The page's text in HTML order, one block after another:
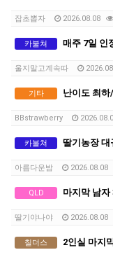
잡초뽑자 2026.08.08
카불쳐 매주 7일 인정
울지말고계속따
기타 난이도 최
BBstrawberry
카불쳐 딸기농장 대규
아름다운밤 2026.08.08
QLD 마지막 남자
딸기야나야 2026.08.08
칠더스 2인실 마지